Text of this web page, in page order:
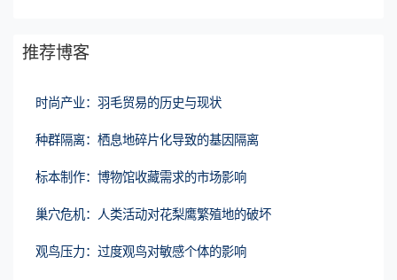
推荐博客
时尚产业：羽毛贸易的历史与现状
种群隔离：栖息地碎片化导致的基因隔离
标本制作：博物馆收藏需求的市场影响
巢穴危机：人类活动对花梨鹰繁殖地的破坏
观鸟压力：过度观鸟对敏感个体的影响